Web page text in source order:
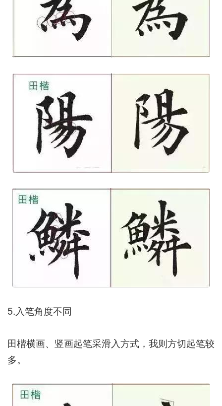
5.入笔角度不同
田楷横画、竖画起笔采滑入方式，我则方切起笔较
多。